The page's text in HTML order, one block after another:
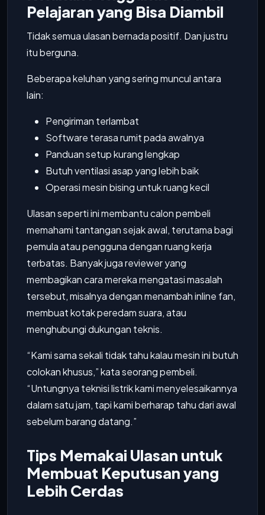
Pelajaran yang Bisa Diambil
Tidak semua ulasan bernada positif. Dan justru
itu berguna.
Beberapa keluhan yang sering muncul antara
lain:
Pengiriman terlambat
Software terasa rumit pada awalnya
Panduan setup kurang lengkap
Butuh ventilasi asap yang lebih baik
Operasi mesin bising untuk ruang kecil
Ulasan seperti ini membantu calon pembeli
memahami tantangan sejak awal, terutama bagi
pemula atau pengguna dengan ruang kerja
terbatas. Banyak juga reviewer yang
membagikan cara mereka mengatasi masalah
tersebut, misalnya dengan menambah inline fan,
membuat kotak peredam suara, atau
menghubungi dukungan teknis.
“Kami sama sekali tidak tahu kalau mesin ini butuh
colokan khusus,” kata seorang pembeli.
“Untungnya teknisi listrik kami menyelesaikannya
dalam satu jam, tapi kami berharap tahu dari awal
sebelum barang datang.”
Tips Memakai Ulasan untuk
Membuat Keputusan yang
Lebih Cerdas